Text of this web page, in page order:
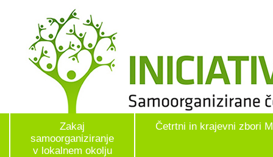
Zakaj
samoorganiziranje
v lokalnem okolju
Četrtni in krajevni zbori